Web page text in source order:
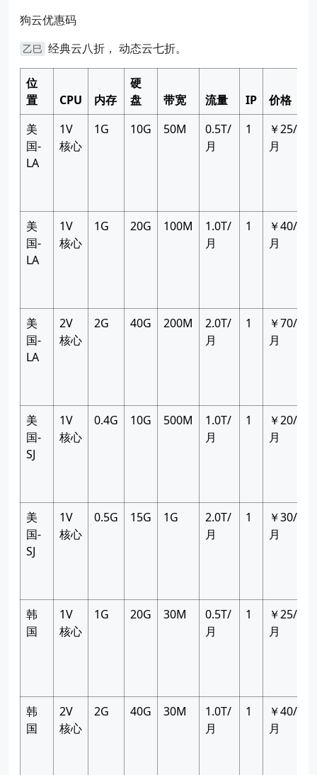
狗云优惠码
乙巳 经典云八折， 动态云七折。
位
置
CPU 内存
硬
盘
带宽 流量 IP 价格
美
国-
LA
1V
核心
1G 10G 50M
0.5T/
月
1
￥25/
月
美
国-
LA
1V
核心
1G 20G 100M
1.0T/
月
1
￥40/
月
美
国-
LA
2V
核心
2G 40G 200M
2.0T/
月
1
￥70/
月
美
国-
SJ
1V
核心
0.4G 10G 500M
1.0T/
月
1
￥20/
月
美
国-
SJ
1V
核心
0.5G 15G 1G
2.0T/
月
1
￥30/
月
韩
国
1V
核心
1G 20G 30M
0.5T/
月
1
￥25/
月
韩
国
2V
核心
2G 40G 30M
1.0T/
月
1
￥40/
月